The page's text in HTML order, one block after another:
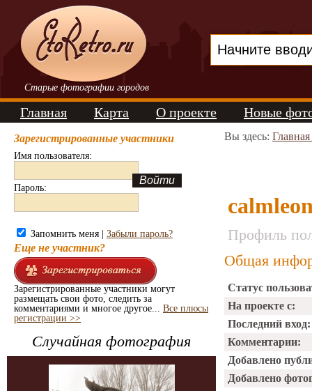
Старые фотографии городов
Главная Карта О проекте Новые
Зарегистрированные участники
Имя пользователя:
Пароль:
Запомнить меня | Забыли пароль?
Еще не участник?
Зарегистрированные участники могут
размещать свои фото, следить за
комментариями и многое другое... Все плюсы
регистрации >>
Случайная фотография
Вы здесь:
Профиль
Общая
Статус
На проекте с:
Последний вход:
Комментарии:
Добавлено
Добавлено